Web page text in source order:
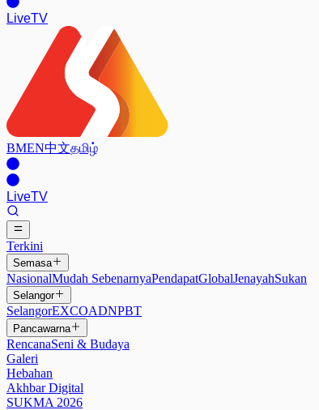
LiveTV
BMEN中文தமிழ்
LiveTV
Terkini
Semasa
NasionalMudah SebenarnyaPendapatGlobalJenayahSukan
Selangor
SelangorEXCOADNPBT
Pancawarna
RencanaSeni & Budaya
Galeri
Hebahan
Akhbar Digital
SUKMA 2026